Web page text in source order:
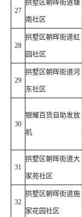
27
拱墅区朝晖街道塘
南社区
28
拱墅区朝晖街道虹
园社区
29
拱墅区朝晖街道河
东社区
30
银耀百货自助发放
机
31
拱墅区朝晖街道大
家苑社区
32
拱墅区朝晖街道施
家花园社区